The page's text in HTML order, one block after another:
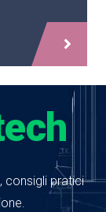
consigli pratici